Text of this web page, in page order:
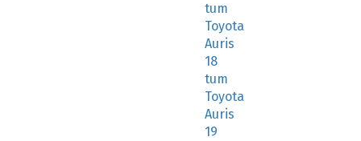
tum
Toyota
Auris
18
tum
Toyota
Auris
19